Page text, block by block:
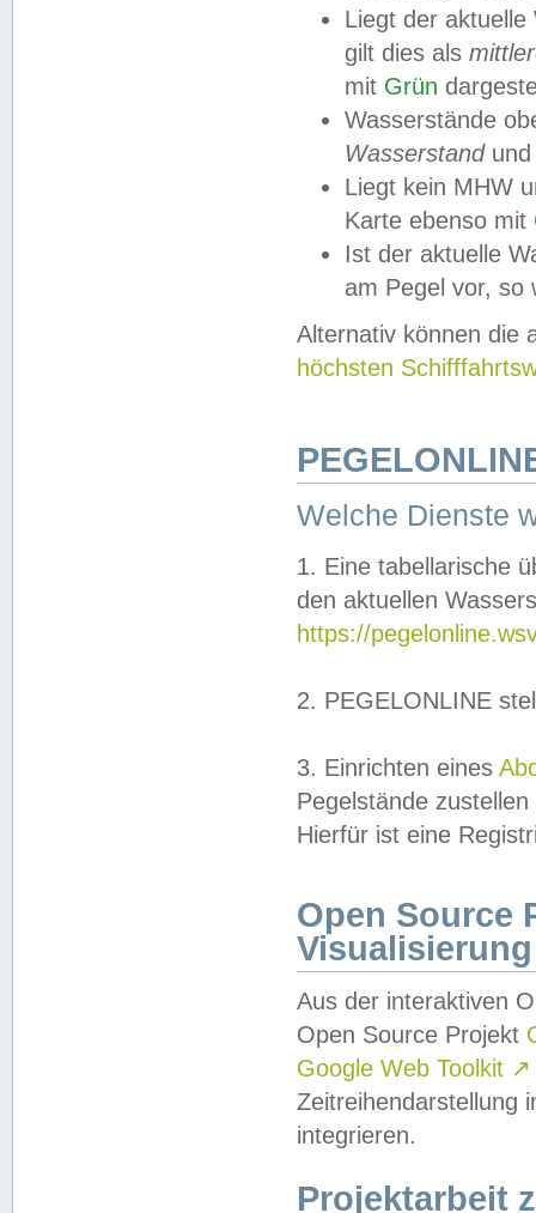
Liegt der
gilt dies als
mit Grün
Wasserstände
Wasserstandund
Liegt kein MHW
Karte ebenso mit
Ist der aktuelle
am Pegel vor,
Alternativ können die
höchsten
Welche Dienste
1. Eine tabellarische
den aktuellen
https://
2. PEGELONLINE
3. Einrichten eines
Pegelstände
Hierfür ist eine
Open Source
Visualisierung
Aus der interaktiven
Open Source Projekt
Google Web Toolkit ↗
Zeitreihendarstellung
integrieren.
Projektarbeit